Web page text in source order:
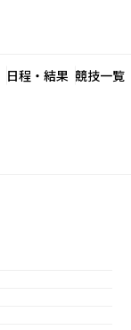
日程・結果 競技一覧